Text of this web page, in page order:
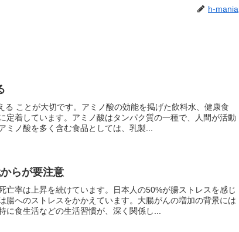
h-mania
る ことが大切です。アミノ酸の効能を掲げた飲料水、健康食
定着しています。アミノ酸はタンパク質の一種で、人間が活動
ミノ酸を多く含む食品としては、乳製...
らが要注意
亡率は上昇を続けています。日本人の50%が腸ストレスを感じ
腸へのストレスをかかえています。大腸がんの増加の背景には
に食生活などの生活習慣が、深く関係し...